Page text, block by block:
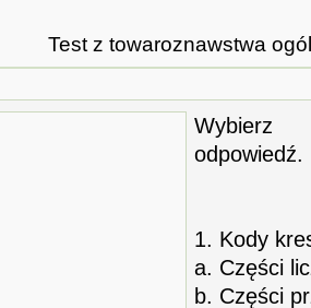
Test z towaroznawstwa
Wybierz
odpowiedź.
1. Kody
a. Części
b. Części